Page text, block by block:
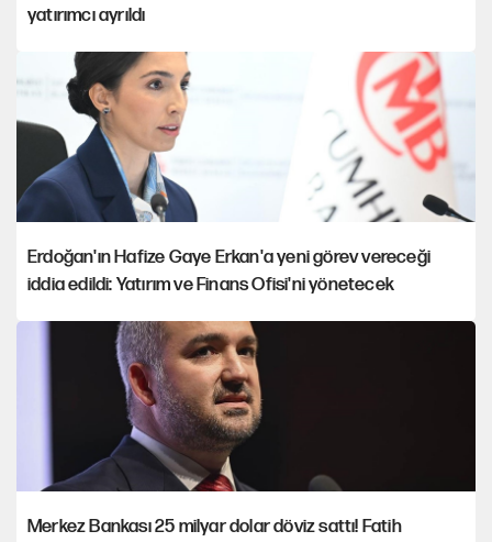
yatırımcı ayrıldı
Erdoğan'ın Hafize Gaye Erkan'a yeni görev vereceği
iddia edildi: Yatırım ve Finans Ofisi'ni yönetecek
Merkez Bankası 25 milyar dolar döviz sattı! Fatih